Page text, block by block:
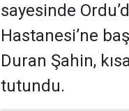
sayesinde
Hastanesi’ne
Duran Şahin,
tutundu.